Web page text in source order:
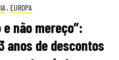
, EUROPA
não mereço”:
anos de descontos